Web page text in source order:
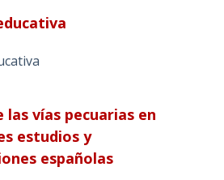
las vías pecuarias en
estudios y
españolas